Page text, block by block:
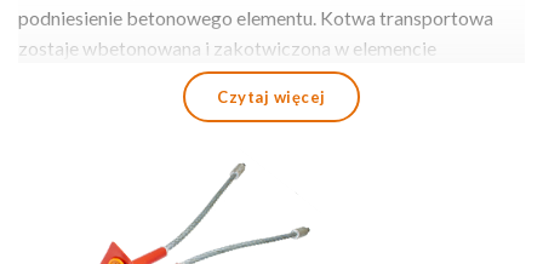
podniesienie betonowego elementu. Kotwa transportowa
zostaje wbetonowana i zakotwiczona w elemencie
betonowym. Zaczep transportowy nie jest tutaj potrzebny.
22/200
Czytaj więcej